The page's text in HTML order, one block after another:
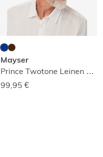
Mayser
Prince Twotone Leinen Schirmmütze
99,95 €